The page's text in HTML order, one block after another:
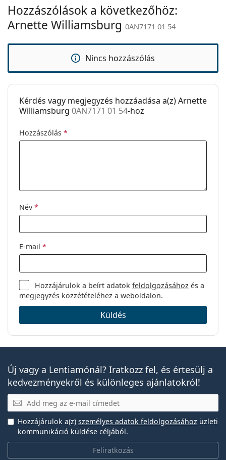
Állítható
orrpárna:
Nem
Tok:
Igen
Tisztítókendő:
Igen
Egyéb
Kategória:
Hozzászólások a következőhöz:
Arnette Williamsburg 0AN7171 01 54
Nincs hozzászólás
Kérdés vagy megjegyzés hozzáadása a(z) Arnette
Williamsburg 0AN7171 01 54-hoz
Hozzászólás *
Név *
E-mail *
Hozzájárulok a beírt adatokfeldolgozásához és a
megjegyzés közzétételéhez a weboldalon.
Küldés
Új vagy a Lentiamónál? Iratkozz fel, és értesülj a
kedvezményekről és különleges ajánlatokról!
E-mail
Feliratkozás
Hozzájárulok a(z) személyes adatok feldolgozásához üzleti
kommunikáció küldése céljából.